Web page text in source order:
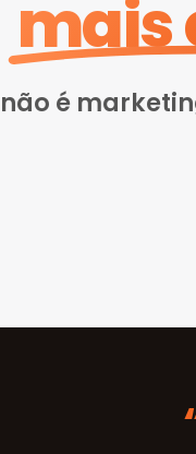
mais
não é